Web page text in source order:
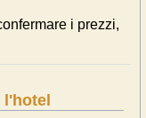
i prezzi,